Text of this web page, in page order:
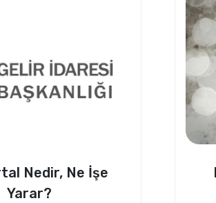
Nedir, Ne İşe
Yarar?